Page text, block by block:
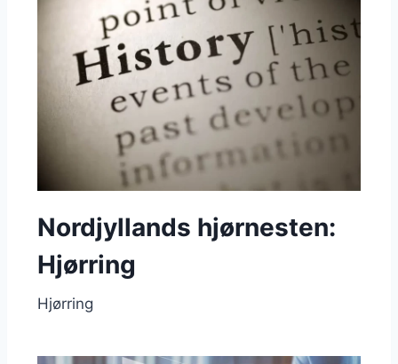
Nordjyllands hjørnesten:
Hjørring
Hjørring